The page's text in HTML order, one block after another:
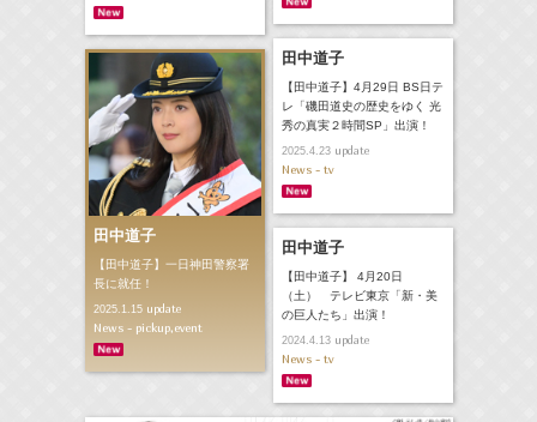
田中道子
【田中道子】4月29日 BS日テ
レ「磯田道史の歴史をゆく 光
秀の真実２時間SP」出演！
2025.4.23update
News - tv
田中道子
【田中道子】一日神田警察署
長に就任！
2025.1.15update
News - pickup,event
田中道子
【田中道子】 4月20日
（土） テレビ東京「新・美
の巨人たち」出演！
2024.4.13update
News - tv